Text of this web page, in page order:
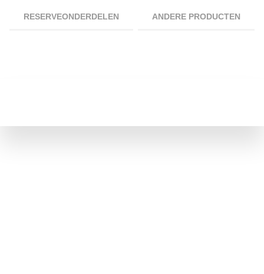
RESERVEONDERDELEN ANDERE PRODUCTEN